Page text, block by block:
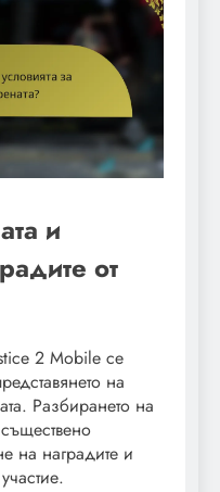
и
от
2 Mobile се
на
Разбирането на
на наградите и